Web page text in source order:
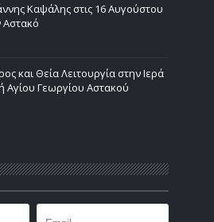
Καψάλης στις 16 Αυγούστου
Αστακό
και Θεία Λειτουργία στην Ιερά
Αγίου Γεωργίου Αστακού